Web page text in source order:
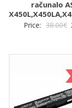
računalo
Price: 38.00€